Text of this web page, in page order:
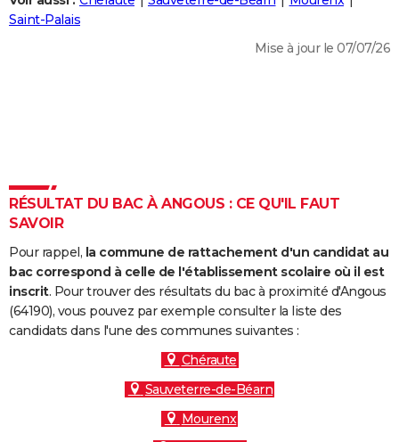
Destinations
City break
Voyage nature
Voyage de noces
Forum
Climat
+
PHOTO
Dictionnaire
Biographies
Citations
Expressions
Proverbes
PROGRAMME TV
S'inscrire
Se connecter
Lycées
Collèges
Primaires
Universités
Entreprises
Service militaire
Avis de recherche
AVIS DE DÉCÈS
FORUM
Saint-Palais
Mise à jour le 07/07/26
RÉSULTAT DU BAC À ANGOUS : CE QU'IL FAUT
SAVOIR
Pour rappel, la commune de rattachement d'un candidat au
bac correspond à celle de l'établissement scolaire où il est
inscrit. Pour trouver des résultats du bac à proximité d'Angous
(64190), vous pouvez par exemple consulter la liste des
candidats dans l'une des communes suivantes :
Chéraute
Sauveterre-de-Béarn
Mourenx